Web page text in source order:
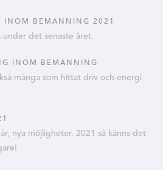
INOM BEMANNING 2021
det senaste året.
INOM BEMANNING
många som hittat driv och energi
nya möjligheter. 2021 så känns det